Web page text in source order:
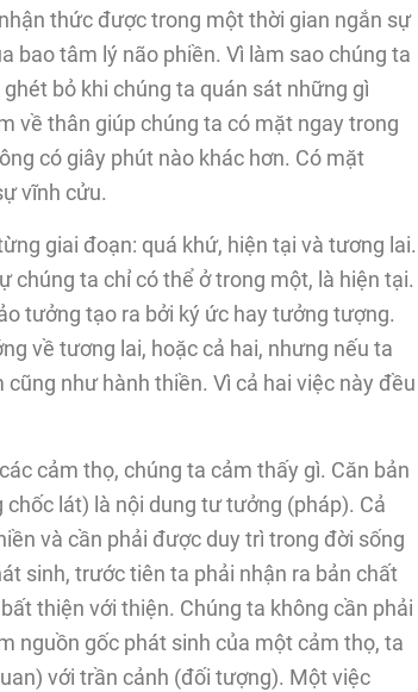
thức được trong một thời gian ngắn sự
bao tâm lý não phiền. Vì làm sao chúng ta
bỏ khi chúng ta quán sát những gì
về thân giúp chúng ta có mặt ngay trong
có giây phút nào khác hơn. Có mặt
vĩnh cửu.
giai đoạn: quá khứ, hiện tại và tương lai.
chúng ta chỉ có thể ở trong một, là hiện tại.
tưởng tạo ra bởi ký ức hay tưởng tượng.
về tương lai, hoặc cả hai, nhưng nếu ta
như hành thiền. Vì cả hai việc này đều
cảm thọ, chúng ta cảm thấy gì. Căn bản
lát) là nội dung tư tưởng (pháp). Cả
và cần phải được duy trì trong đời sống
sinh, trước tiên ta phải nhận ra bản chất
thiện với thiện. Chúng ta không cần phải
nguồn gốc phát sinh của một cảm thọ, ta
với trần cảnh (đối tượng). Một việc